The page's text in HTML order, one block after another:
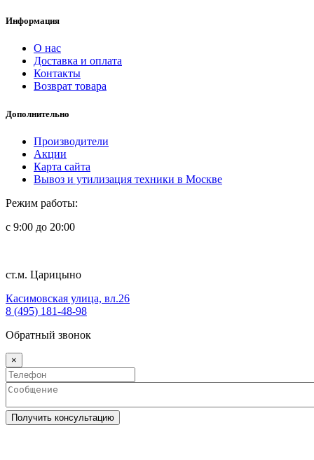
Информация
О нас
Доставка и оплата
Контакты
Возврат товара
Дополнительно
Производители
Акции
Карта сайта
Вывоз и утилизация техники в Москве
Режим работы:
с 9:00 до 20:00
ст.м. Царицыно
Касимовская улица, вл.26
8 (495) 181-48-98
Обратный звонок
×
Получить консультацию